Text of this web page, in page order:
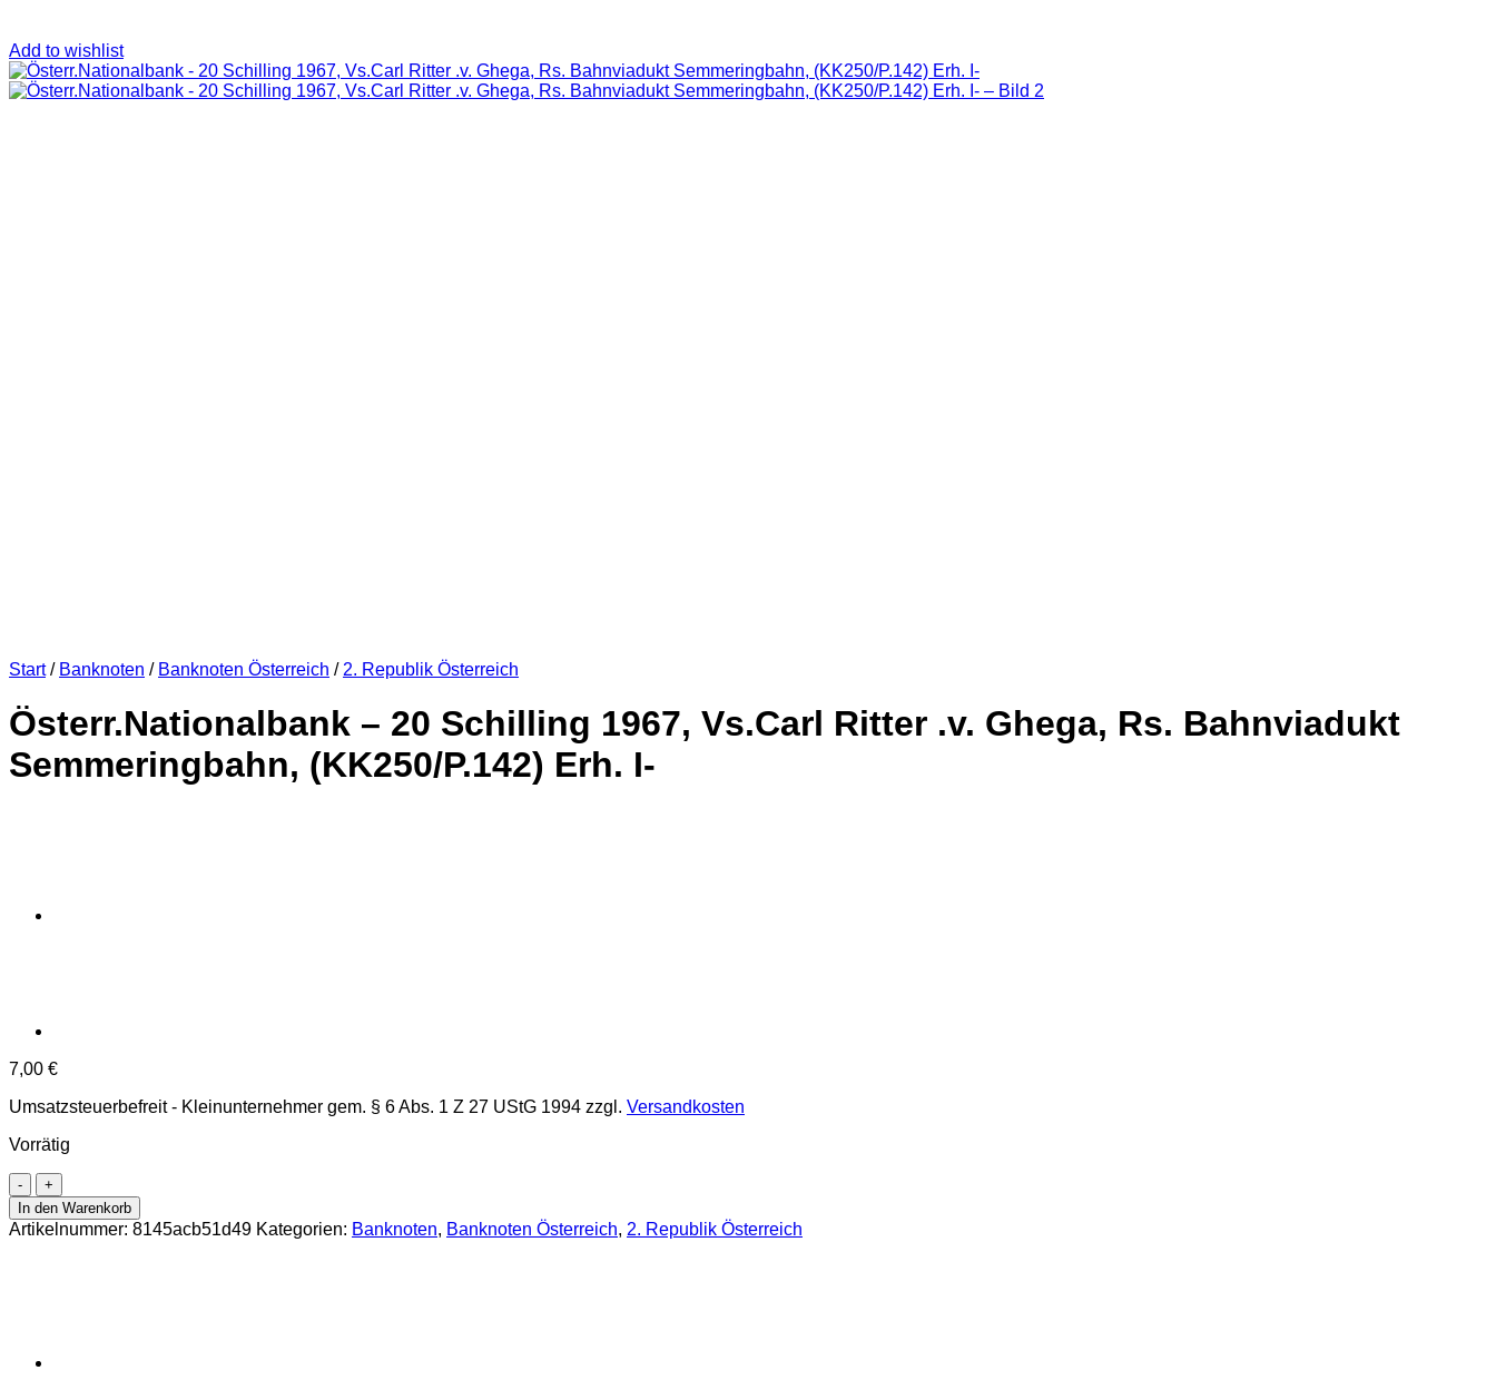
Add to wishlist
Start / Banknoten / Banknoten Österreich / 2. Republik Österreich
Österr.Nationalbank – 20 Schilling 1967, Vs.Carl Ritter .v. Ghega, Rs. Bahnviadukt
Semmeringbahn, (KK250/P.142) Erh. I-
7,00 €
Umsatzsteuerbefreit - Kleinunternehmer gem. § 6 Abs. 1 Z 27 UStG 1994 zzgl. Versandkosten
Vorrätig
Österr.Nationalbank
-
20
Schilling
Rs.
In den Warenkorb
Artikelnummer: 8145acb51d49 Kategorien: Banknoten, Banknoten Österreich, 2. Republik Österreich